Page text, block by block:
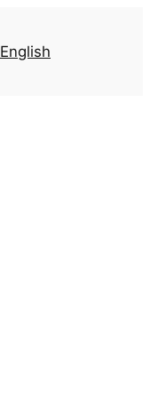
English